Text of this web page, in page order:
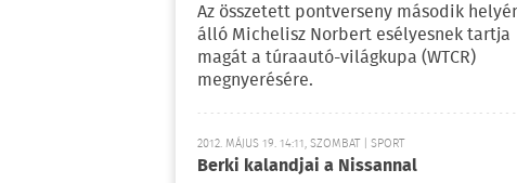
Az összetett pontverseny második
álló Michelisz Norbert esélyesnek tartja
magát a túraautó-világkupa (WTCR)
megnyerésére.
2012. MÁJUS 19. 14:11, SZOMBAT | SPORT
Berki kalandjai a Nissannal